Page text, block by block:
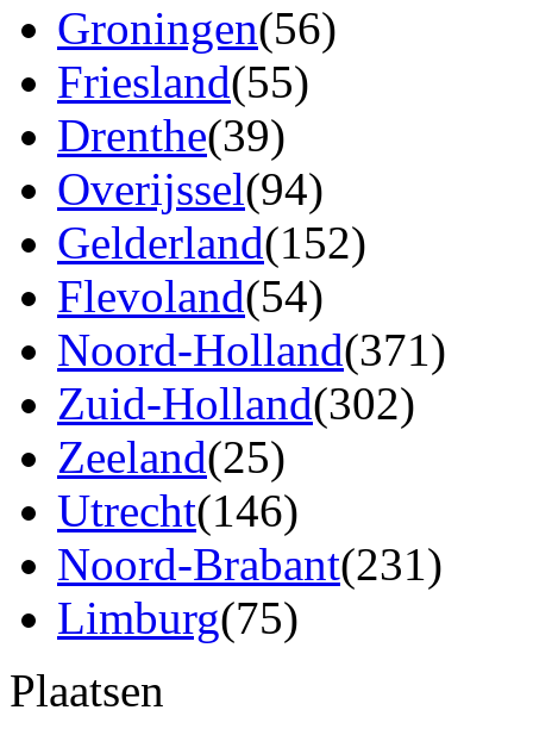
Groningen(56)
Friesland(55)
Drenthe(39)
Overijssel(94)
Gelderland(152)
Flevoland(54)
Noord-Holland(371)
Zuid-Holland(302)
Zeeland(25)
Utrecht(146)
Noord-Brabant(231)
Limburg(75)
Plaatsen